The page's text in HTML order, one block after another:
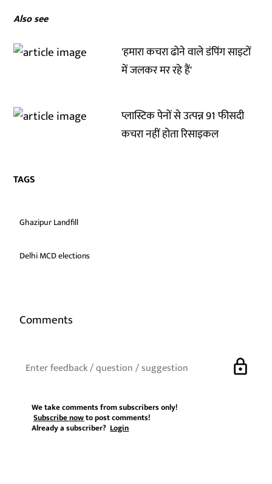
Also see
'हमारा कचरा ढोने वाले डंपिंग साइटों
में जलकर मर रहे हैं'
प्लास्टिक पेनों से उत्पन्न 91 फीसदी
कचरा नहीं होता रिसाइकल
TAGS
Ghazipur Landfill
Delhi MCD elections
Comments
lock
We take comments from subscribers only!
Subscribe nowto post comments!
Already a subscriber?Login